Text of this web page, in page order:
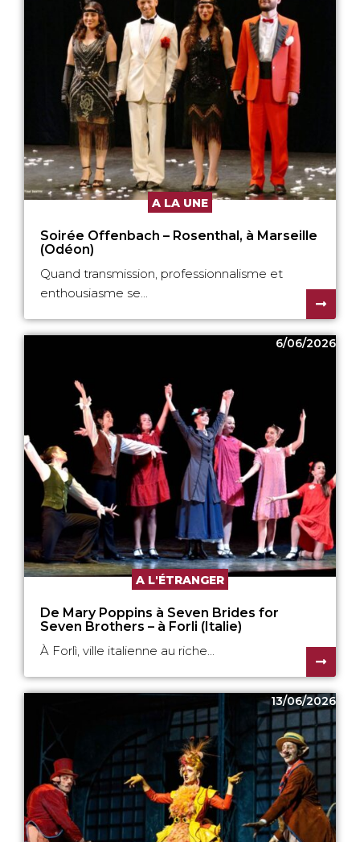
A LA UNE
Soirée Offenbach – Rosenthal, à Marseille
(Odéon)
Quand transmission, professionnalisme et
enthousiasme se...
6/06/2026
A L'ÉTRANGER
De Mary Poppins à Seven Brides for
Seven Brothers – à Forli (Italie)
À Forlì, ville italienne au riche...
13/06/2026